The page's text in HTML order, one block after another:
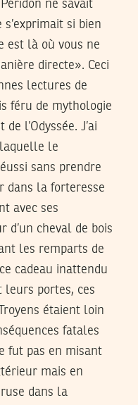
ne savait
si bien
est là où vous ne
directe». Ceci
lectures de
féru de mythologie
l’Odyssée. J’ai
le
sans prendre
dans la forteresse
avec ses
d’un cheval de bois
les remparts de
cadeau inattendu
portes, ces
étaient loin
fatales
fut pas en misant
mais en
dans la